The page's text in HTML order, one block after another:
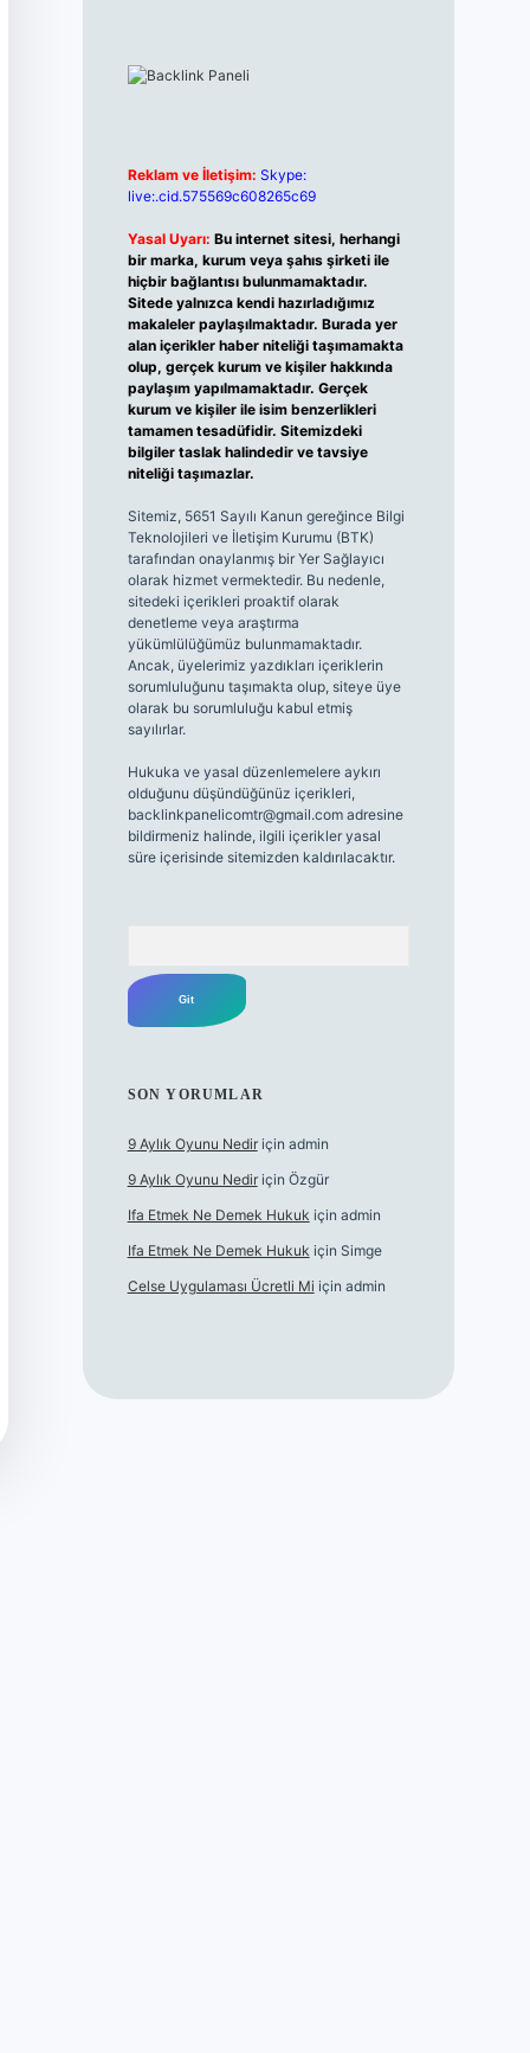
Reklam ve İletişim: Skype:
live:.cid.575569c608265c69
Yasal Uyarı: Bu internet sitesi, herhangi
bir marka, kurum veya şahıs şirketi ile
hiçbir bağlantısı bulunmamaktadır.
Sitede yalnızca kendi hazırladığımız
makaleler paylaşılmaktadır. Burada yer
alan içerikler haber niteliği taşımamakta
olup, gerçek kurum ve kişiler hakkında
paylaşım yapılmamaktadır. Gerçek
kurum ve kişiler ile isim benzerlikleri
tamamen tesadüfidir. Sitemizdeki
bilgiler taslak halindedir ve tavsiye
niteliği taşımazlar.
Sitemiz, 5651 Sayılı Kanun gereğince Bilgi
Teknolojileri ve İletişim Kurumu (BTK)
tarafından onaylanmış bir Yer Sağlayıcı
olarak hizmet vermektedir. Bu nedenle,
sitedeki içerikleri proaktif olarak
denetleme veya araştırma
yükümlülüğümüz bulunmamaktadır.
Ancak, üyelerimiz yazdıkları içeriklerin
sorumluluğunu taşımakta olup, siteye üye
olarak bu sorumluluğu kabul etmiş
sayılırlar.
Hukuka ve yasal düzenlemelere aykırı
olduğunu düşündüğünüz içerikleri,
backlinkpanelicomtr@gmail.comadresine
bildirmeniz halinde, ilgili içerikler yasal
süre içerisinde sitemizden kaldırılacaktır.
SON YORUMLAR
9 Aylık Oyunu Nediriçin admin
9 Aylık Oyunu Nediriçin Özgür
Ifa Etmek Ne Demek Hukuk için admin
Ifa Etmek Ne Demek Hukuk için Simge
Celse Uygulaması Ücretli Mi için admin